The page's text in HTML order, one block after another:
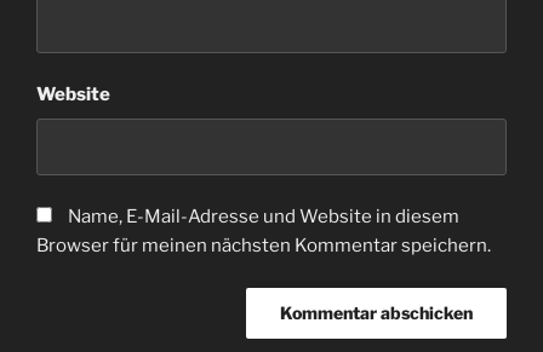
Website
Name, E-Mail-Adresse und Website in diesem
Browser für meinen nächsten Kommentar speichern.